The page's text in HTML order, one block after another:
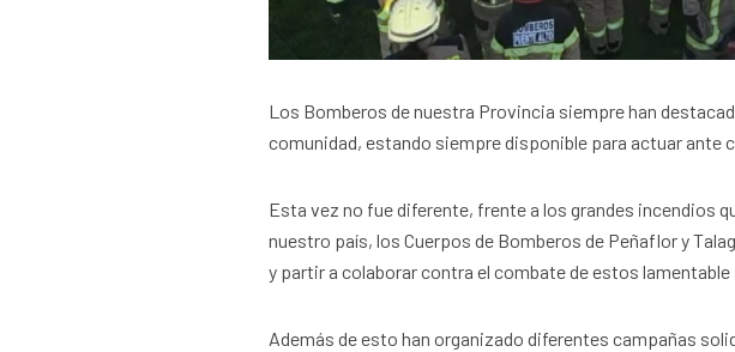
Los Bomberos de nuestra Provincia siempre han
comunidad, estando siempre disponible para actuar ante
Esta vez no fue diferente, frente a los grandes incendios
nuestro país, los Cuerpos de Bomberos de Peñaflor y
y partir a colaborar contra el combate de estos
Además de esto han organizado diferentes campañas